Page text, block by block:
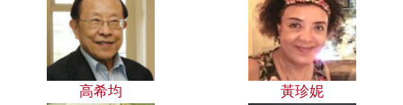
高希均 黃珍妮